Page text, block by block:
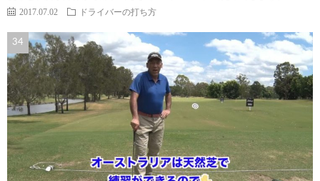
2017.07.02 ドライバーの打ち方